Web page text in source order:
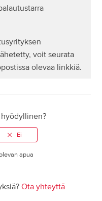
voit seurata
olevaa linkkiä.
apua
Ota yhteyttä